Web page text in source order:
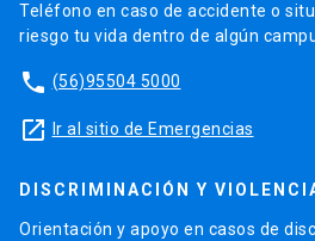
Teléfono en caso de accidente o
riesgo tu vida dentro de algún
phone (56)95504 5000
launch Ir al sitio de Emergencias
DISCRIMINACIÓN Y
Orientación y apoyo en casos de